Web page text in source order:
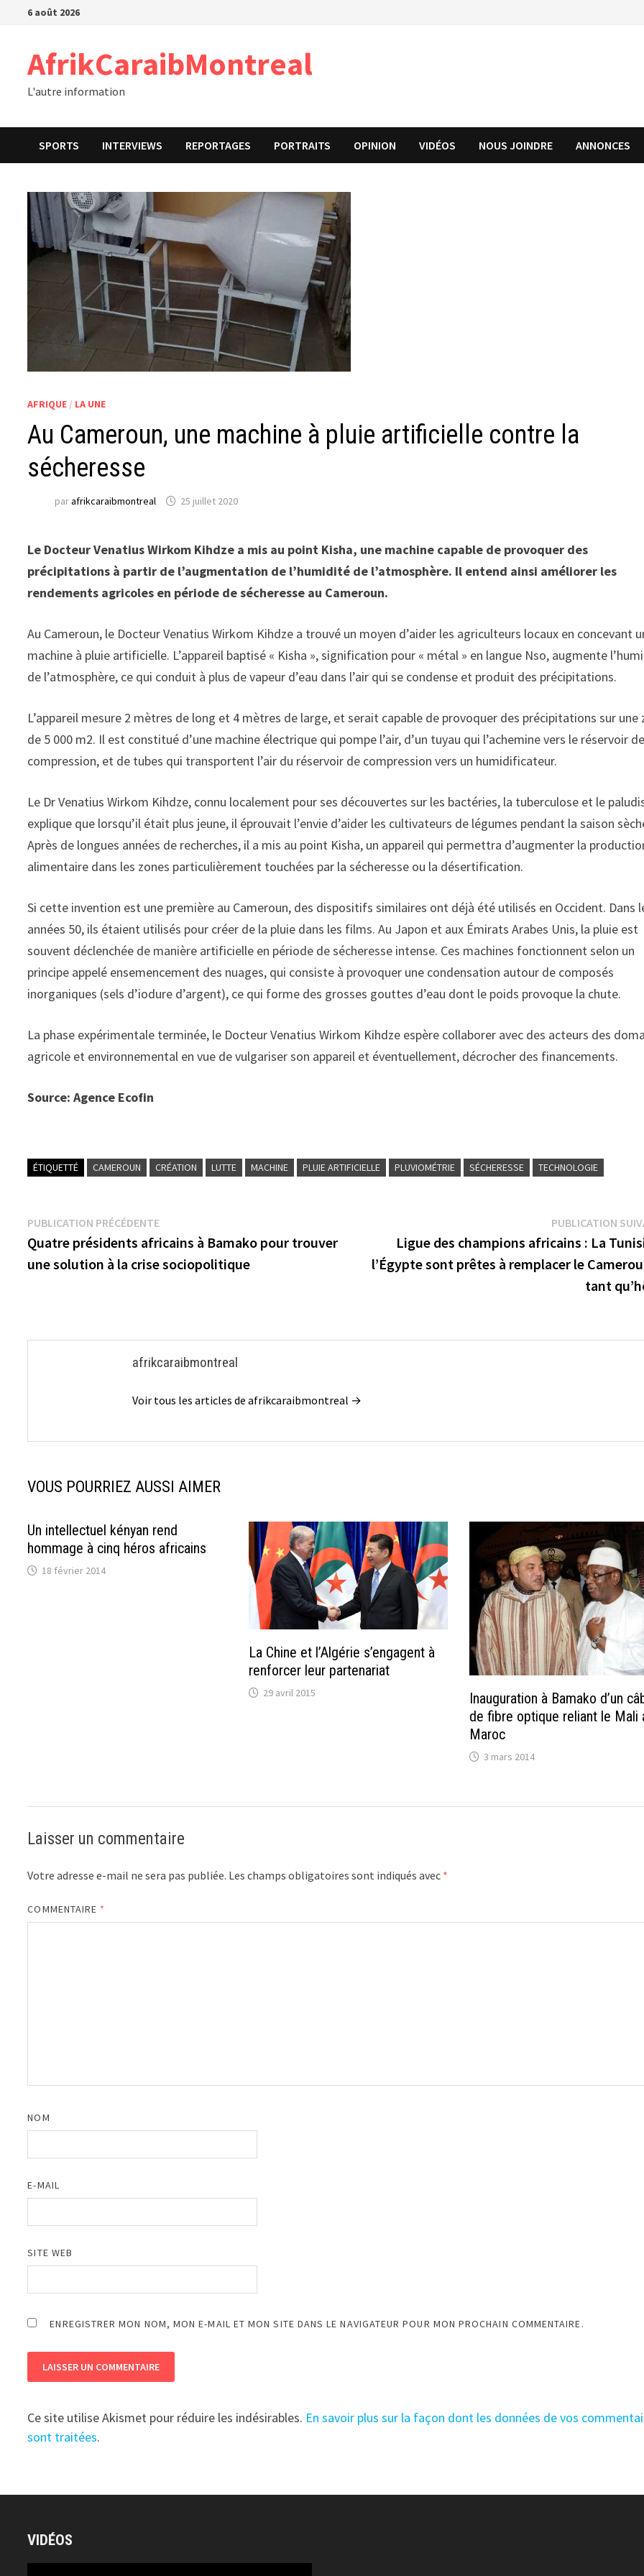
Passer6 août 2026
AfrikCaraibMontreal
L'autre information
SPORTS INTERVIEWS REPORTAGES PORTRAITS OPINION VIDÉOS NOUS JOINDRE ANNONCES
AFRIQUE / LA UNE
Au Cameroun, une machine à pluie artificielle contre la
sécheresse
parafrikcaraibmontreal 25 juillet 2020
Le Docteur Venatius Wirkom Kihdze a mis au point Kisha, une machine capable de provoquer des
précipitations à partir de l’augmentation de l’humidité de l’atmosphère. Il entend ainsi améliorer les
rendements agricoles en période de sécheresse au Cameroun.
Au Cameroun, le Docteur Venatius Wirkom Kihdze a trouvé un moyen d’aider les agriculteurs locaux en concevant
machine à pluie artificielle. L’appareil baptisé « Kisha », signification pour « métal » en langue Nso, augmente
de l’atmosphère, ce qui conduit à plus de vapeur d’eau dans l’air qui se condense et produit des précipitations.
L’appareil mesure 2 mètres de long et 4 mètres de large, et serait capable de provoquer des précipitations sur une
de 5 000 m2. Il est constitué d’une machine électrique qui pompe l’air, d’un tuyau qui l’achemine vers le réservoir
compression, et de tubes qui transportent l’air du réservoir de compression vers un humidificateur.
Le Dr Venatius Wirkom Kihdze, connu localement pour ses découvertes sur les bactéries, la tuberculose et le
explique que lorsqu’il était plus jeune, il éprouvait l’envie d’aider les cultivateurs de légumes pendant la saison
Après de longues années de recherches, il a mis au point Kisha, un appareil qui permettra d’augmenter la
alimentaire dans les zones particulièrement touchées par la sécheresse ou la désertification.
Si cette invention est une première au Cameroun, des dispositifs similaires ont déjà été utilisés en Occident. Dans
années 50, ils étaient utilisés pour créer de la pluie dans les films. Au Japon et aux Émirats Arabes Unis, la pluie est
souvent déclenchée de manière artificielle en période de sécheresse intense. Ces machines fonctionnent selon un
principe appelé ensemencement des nuages, qui consiste à provoquer une condensation autour de composés
inorganiques (sels d’iodure d’argent), ce qui forme des grosses gouttes d’eau dont le poids provoque la chute.
La phase expérimentale terminée, le Docteur Venatius Wirkom Kihdze espère collaborer avec des acteurs des
agricole et environnemental en vue de vulgariser son appareil et éventuellement, décrocher des financements.
Source: Agence Ecofin
ÉTIQUETTÉ CAMEROUN CRÉATION LUTTE MACHINE PLUIE ARTIFICIELLE PLUVIOMÉTRIE SÉCHERESSE TECHNOLOGIE
Navigation
de
PUBLICATION PRÉCÉDENTEPublication
précédente :
Quatre présidents africains à Bamako pour trouver
une solution à la crise sociopolitique
PUBLICATION
Ligue des champions africains : La
l’Égypte sont prêtes à remplacer le
tant
afrikcaraibmontreal
Voir tous les articles de afrikcaraibmontreal →
VOUS POURRIEZ AUSSI AIMER
Un intellectuel kényan rend
hommage à cinq héros africains
18 février 2014
La Chine et l’Algérie s’engagent à
renforcer leur partenariat
29 avril 2015
Inauguration à Bamako d’un
de fibre optique reliant le Mali
Maroc
3 mars 2014
Laisser un commentaire
Votre adresse e-mail ne sera pas publiée. Les champs obligatoires sont indiqués avec *
COMMENTAIRE *
NOM
E-MAIL
SITE WEB
ENREGISTRER MON NOM, MON E-MAIL ET MON SITE DANS LE NAVIGATEUR POUR MON PROCHAIN COMMENTAIRE.
Ce site utilise Akismet pour réduire les indésirables. En savoir plus sur la façon dont les données de vos
sont traitées.
VIDÉOS